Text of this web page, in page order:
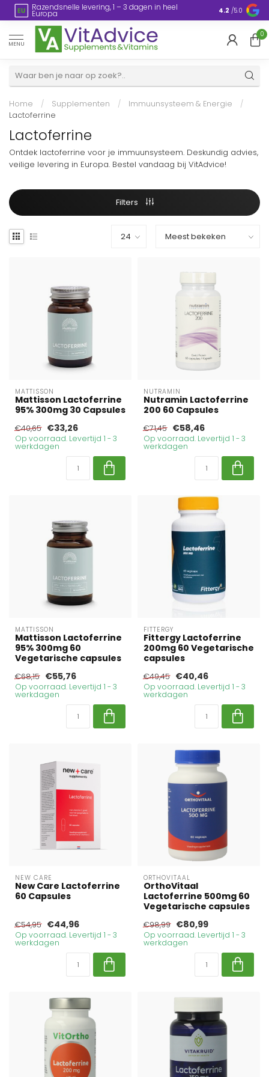
Razendsnelle levering, 1 – 3 dagen in heel
Europa Plasticvrije
4.2 /5.0
MENU
0
Home / Supplementen / Immuunsysteem & Energie
/
Lactoferrine
Lactoferrine
Ontdek lactoferrine voor je immuunsysteem. Deskundig advies,
veilige levering in Europa. Bestel vandaag bij VitAdvice!
Filters
MATTISSON
Mattisson Lactoferrine
95% 300mg 30 Capsules
€40,65 €33,26
Op voorraad. Levertijd 1 - 3
werkdagen
NUTRAMIN
Nutramin Lactoferrine
200 60 Capsules
€71,45 €58,46
Op voorraad. Levertijd 1 - 3
werkdagen
MATTISSON
Mattisson Lactoferrine
95% 300mg 60
Vegetarische capsules
€68,15 €55,76
Op voorraad. Levertijd 1 - 3
werkdagen
FITTERGY
Fittergy Lactoferrine
200mg 60 Vegetarische
capsules
€49,45 €40,46
Op voorraad. Levertijd 1 - 3
werkdagen
NEW CARE
New Care Lactoferrine
60 Capsules
€54,95 €44,96
Op voorraad. Levertijd 1 - 3
werkdagen
ORTHOVITAAL
OrthoVitaal
Lactoferrine 500mg 60
Vegetarische capsules
€98,99 €80,99
Op voorraad. Levertijd 1 - 3
werkdagen